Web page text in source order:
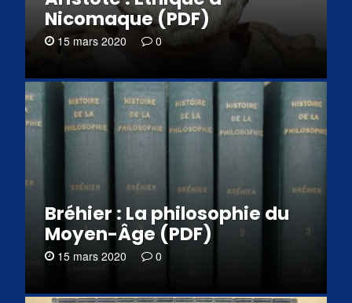
Nicomaque (PDF)
15 mars 2020 0
Bréhier : La philosophie du
Moyen-Âge (PDF)
15 mars 2020 0